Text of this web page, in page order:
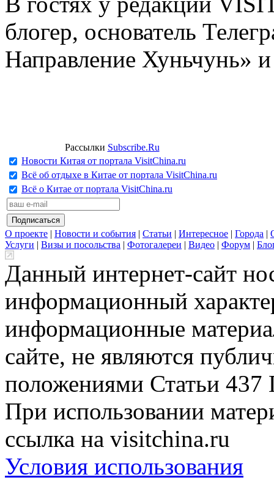
блогер, основатель
Направление Хуньчунь»
Рассылки Subscribe.Ru
Новости Китая от портала VisitChina.ru
Всё об отдыхе в Китае от портала VisitChina.ru
Всё о Китае от портала VisitChina.ru
О проекте | Новости и события | Статьи | Интересное | Города |
Услуги | Визы и посольства | Фотогалереи | Видео | Форум |
Данный интернет-сайт
информационный
информационные
сайте, не являются
положениями Статьи 437
При использовании
ссылка на visitchina.ru
Условия использования